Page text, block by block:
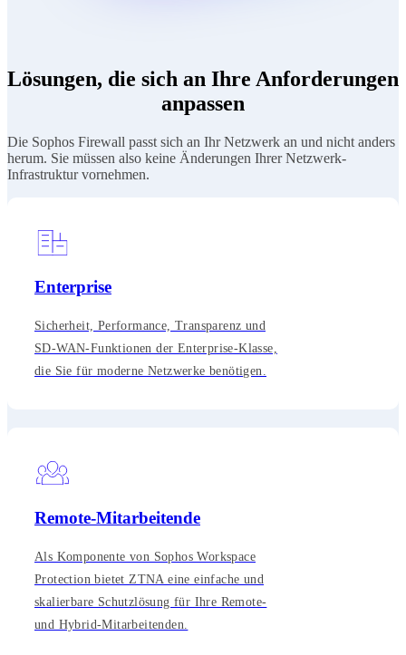
Lösungen, die sich an Ihre Anforderungen
anpassen
Die Sophos Firewall passt sich an Ihr Netzwerk an und nicht anders
herum. Sie müssen also keine Änderungen Ihrer Netzwerk-
Infrastruktur vornehmen.
Enterprise
Sicherheit, Performance, Transparenz und
SD-WAN-Funktionen der Enterprise-Klasse,
die Sie für moderne Netzwerke benötigen.
Remote-Mitarbeitende
Als Komponente von Sophos Workspace
Protection bietet ZTNA eine einfache und
skalierbare Schutzlösung für Ihre Remote-
und Hybrid-Mitarbeitenden.